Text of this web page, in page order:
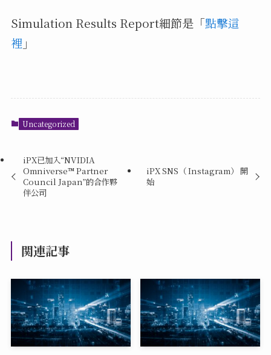
Simulation Results Report細節是「點擊這
裡 」
Uncategorized
iPX已加入“NVIDIA
Omniverse™ Partner
Council Japan”的合作夥
伴公司
iPX SNS（ Instagram） 開
始
関連記事